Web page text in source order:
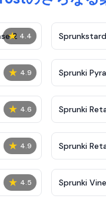
★ 4.4
2 Sprunkstard
★ 4.9 Sprunki
★ 4.6 Sprunki
★ 4.9 Sprunki
★ 4.5 Sprunki